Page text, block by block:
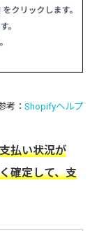
考： Shopifyヘルプ
支払い状況が
確定して、支